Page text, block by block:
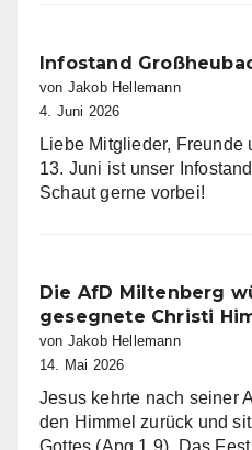
Infostand
von Jakob Hellemann
4. Juni 2026
Liebe Mitglieder, Freunde
13. Juni ist unser
Schaut gerne vorbei!
Die AfD Miltenberg
gesegnete Christi
von Jakob Hellemann
14. Mai 2026
Jesus kehrte nach seiner
den Himmel zurück und
Gottes (Apg 1,9). Das